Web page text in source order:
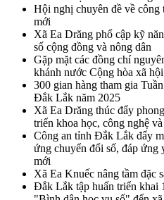
Hội nghị chuyên đề về
mới
Xã Ea Drăng phổ cập kỹ
số cộng đồng và nông dân
Gặp mặt các đồng chí
khánh nước Cộng hòa xã
300 gian hàng tham gia
Đắk Lắk năm 2025
Xã Ea Drăng thúc đẩy
triển khoa học, công nghệ
Công an tỉnh Đắk Lắk đẩy
ứng chuyển đổi số, đáp ứng
mới
Xã Ea Knuếc nâng tầm đặc
Đắk Lắk tập huấn triển khai